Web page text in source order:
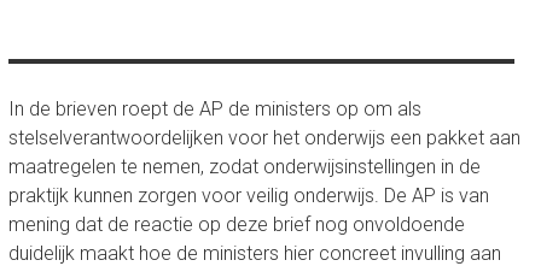
In de brieven roept de AP de ministers op om als
stelselverantwoordelijken voor het onderwijs een pakket aan
maatregelen te nemen, zodat onderwijsinstellingen in de
praktijk kunnen zorgen voor veilig onderwijs. De AP is van
mening dat de reactie op deze brief nog onvoldoende
duidelijk maakt hoe de ministers hier concreet invulling aan